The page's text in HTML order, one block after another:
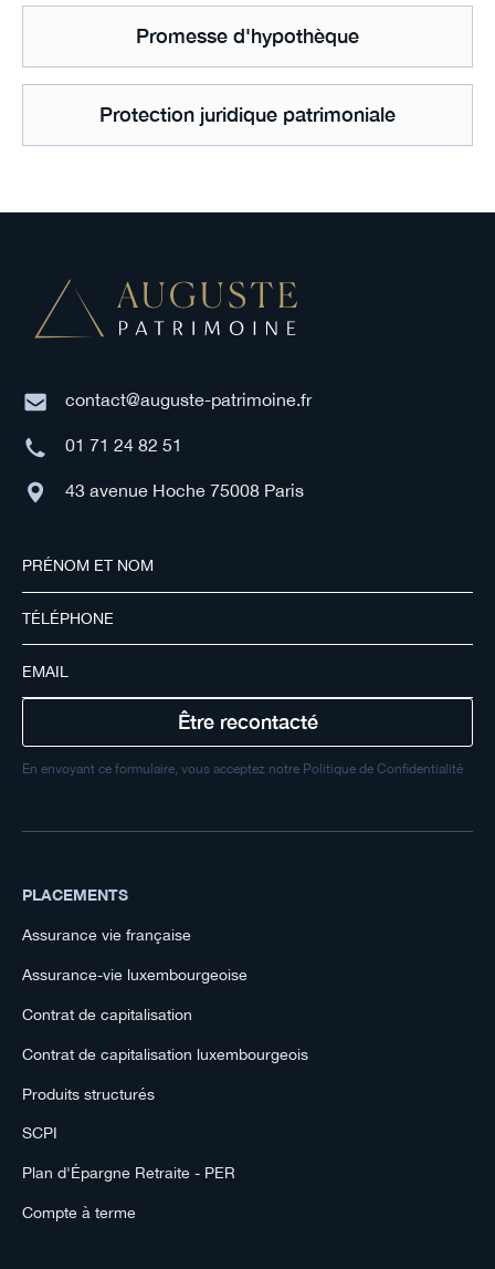
Promesse d'hypothèque
Protection juridique patrimoniale
contact@auguste-patrimoine.fr
01 71 24 82 51
43 avenue Hoche 75008 Paris
En envoyant ce formulaire, vous acceptez notre Politique de Confidentialité
PLACEMENTS
Assurance vie française
Assurance-vie luxembourgeoise
Contrat de capitalisation
Contrat de capitalisation luxembourgeois
Produits structurés
SCPI
Plan d'Épargne Retraite - PER
Compte à terme